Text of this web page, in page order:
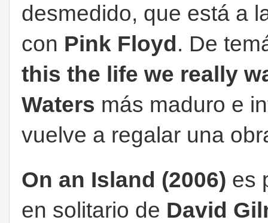
desmedido, que está a
con Pink Floyd . De
this the life we really
Waters más maduro e
vuelve a regalar una
On an Island (2006) es
en solitario de David